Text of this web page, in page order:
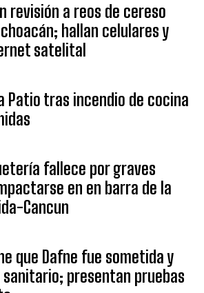
revisión a reos de cereso
hallan celulares y
satelital
Patio tras incendio de cocina
fallece por graves
en en barra de la
Cancun
que Dafne fue sometida y
sanitario; presentan pruebas